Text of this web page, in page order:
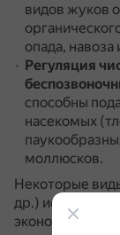
видов жуков
опада, навоза
Регуляция
способны
насекомых
моллюсков.
Некоторые
др.)
экономически